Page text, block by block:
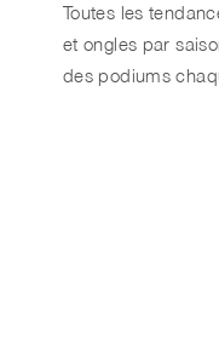
Toutes les
et ongles par
des podiums